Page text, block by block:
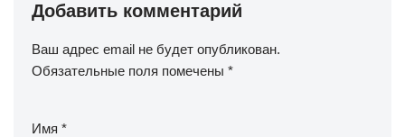
Добавить комментарий
Ваш адрес email не будет опубликован.
Обязательные поля помечены *
Имя *